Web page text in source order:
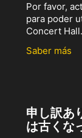
Por favor,
para poder
Concert Hall.
Saber más
申し訳あ
は古くな